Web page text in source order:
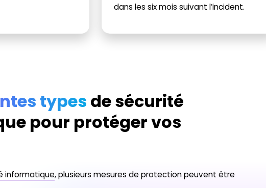
dans les six mois suivant l’incident.
types de sécurité
pour protéger vos
informatique, plusieurs mesures de protection peuvent être